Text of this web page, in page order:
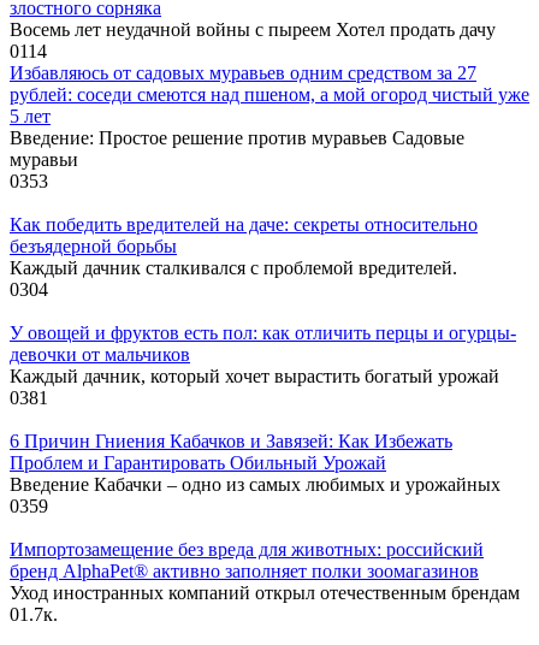
злостного сорняка
Восемь лет неудачной войны с пыреем Хотел продать дачу
0114
Избавляюсь от садовых муравьев одним средством за 27
рублей: соседи смеются над пшеном, а мой огород чистый уже
5 лет
Введение: Простое решение против муравьев Садовые
муравьи
0353
Как победить вредителей на даче: секреты относительно
безъядерной борьбы
Каждый дачник сталкивался с проблемой вредителей.
0304
У овощей и фруктов есть пол: как отличить перцы и огурцы-
девочки от мальчиков
Каждый дачник, который хочет вырастить богатый урожай
0381
6 Причин Гниения Кабачков и Завязей: Как Избежать
Проблем и Гарантировать Обильный Урожай
Введение Кабачки – одно из самых любимых и урожайных
0359
Импортозамещение без вреда для животных: российский
бренд AlphaPet® активно заполняет полки зоомагазинов
Уход иностранных компаний открыл отечественным брендам
01.7к.